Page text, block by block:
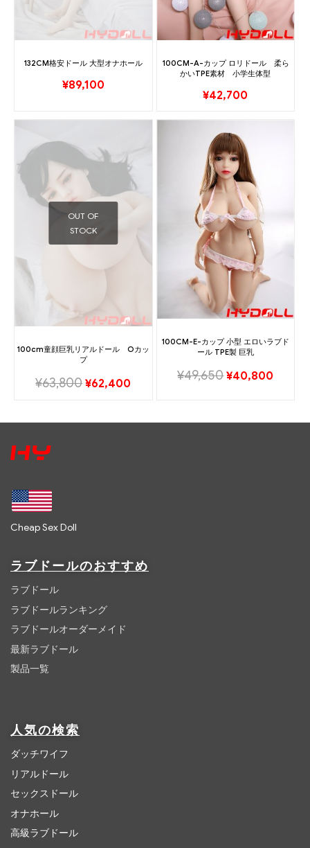
132CM格安ドール 大型オナホール
¥89,100
100CM-A-カップ ロリドール 柔ら
かいTPE素材 小学生体型
¥42,700
OUT OF
STOCK
100cm童顔巨乳リアルドール Oカッ
プ
¥63,800 ¥62,400
100CM-E-カップ 小型 エロいラブド
ール TPE製 巨乳
¥49,650 ¥40,800
Cheap Sex Doll
ラブドールのおすすめ
ラブドール
ラブドールランキング
ラブドールオーダーメイド
最新ラブドール
製品一覧
人気の検索
ダッチワイフ
リアルドール
セックスドール
オナホール
高級ラブドール